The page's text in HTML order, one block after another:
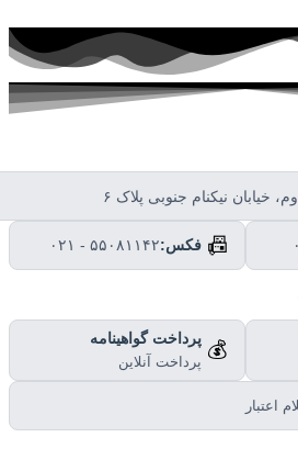
خیابان نیکنام جنوبی پلاک ۶
📠 فکس:۰۲۱ - ۵۵۰۸۱۱۴۲
💰 پرداخت گواهینامه
پرداخت آنلاین